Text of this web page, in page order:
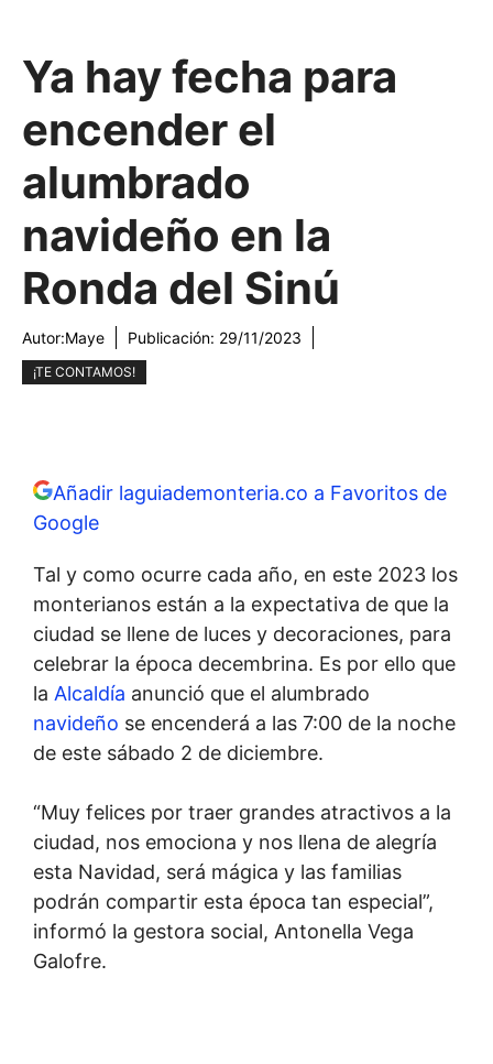
Ya hay fecha para
encender el
alumbrado
navideño en la
Ronda del Sinú
Autor:Maye Publicación: 29/11/2023
¡TE CONTAMOS!
Añadir laguiademonteria.co a Favoritos de
Google
Tal y como ocurre cada año, en este 2023 los
monterianos están a la expectativa de que la
ciudad se llene de luces y decoraciones, para
celebrar la época decembrina. Es por ello que
la Alcaldía anunció que el alumbrado
navideño se encenderá a las 7:00 de la noche
de este sábado 2 de diciembre.
“Muy felices por traer grandes atractivos a la
ciudad, nos emociona y nos llena de alegría
esta Navidad, será mágica y las familias
podrán compartir esta época tan especial”,
informó la gestora social, Antonella Vega
Galofre.